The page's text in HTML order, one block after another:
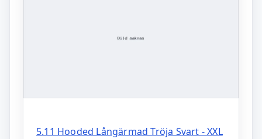
5.11 Hooded Långärmad Tröja Svart - XXL